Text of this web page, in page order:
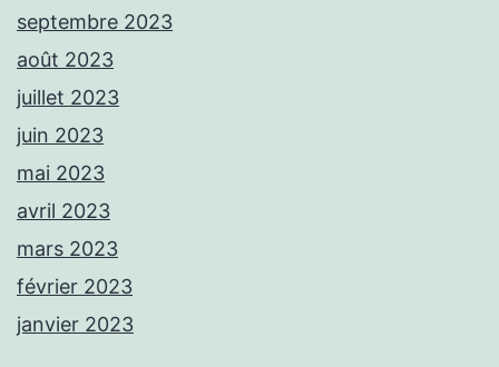
septembre 2023
août 2023
juillet 2023
juin 2023
mai 2023
avril 2023
mars 2023
février 2023
janvier 2023